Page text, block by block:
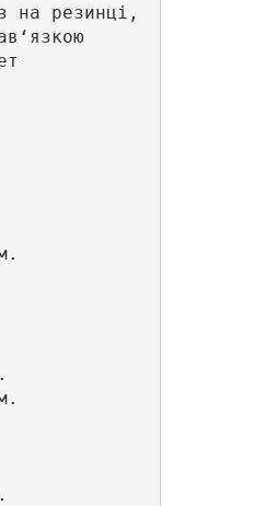
на резинці,